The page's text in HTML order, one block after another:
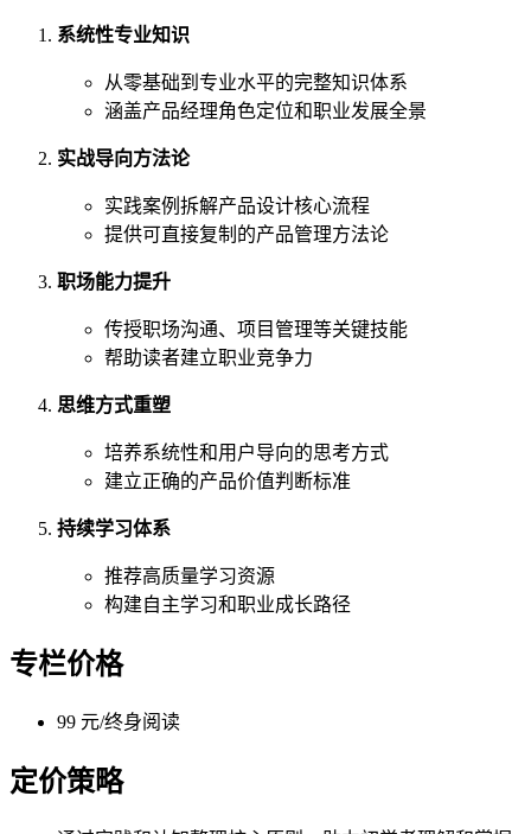
系统性专业知识
从零基础到专业水平的完整知识体系
涵盖产品经理角色定位和职业发展全景
实战导向方法论
实践案例拆解产品设计核心流程
提供可直接复制的产品管理方法论
职场能力提升
传授职场沟通、项目管理等关键技能
帮助读者建立职业竞争力
思维方式重塑
培养系统性和用户导向的思考方式
建立正确的产品价值判断标准
持续学习体系
推荐高质量学习资源
构建自主学习和职业成长路径
专栏价格
99 元/终身阅读
定价策略